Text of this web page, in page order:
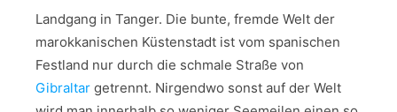
Landgang in Tanger. Die bunte, fremde Welt der
marokkanischen Küstenstadt ist vom spanischen
Festland nur durch die schmale Straße von
Gibraltar getrennt. Nirgendwo sonst auf der Welt